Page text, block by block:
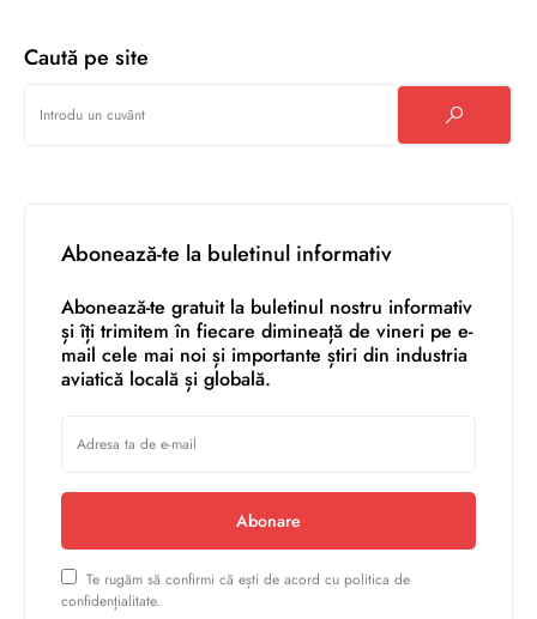
Caută pe site
Abonează-te la buletinul informativ
Abonează-te gratuit la buletinul nostru informativ
și îți trimitem în fiecare dimineață de vineri pe e-
mail cele mai noi și importante știri din industria
aviatică locală și globală.
Abonare
Te rugăm să confirmi că ești de acord cu politica de
confidențialitate.